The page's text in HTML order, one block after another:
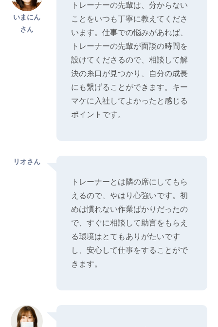
いまにん
さん
トレーナーの先輩は、分からない
ことをいつも丁寧に教えてくださ
います。仕事での悩みがあれば、
トレーナーの先輩が面談の時間を
設けてくださるので、相談して解
決の糸口が見つかり、自分の成長
にも繋げることができます。キー
マケに入社してよかったと感じる
ポイントです。
リオさん
トレーナーとは隣の席にしてもら
えるので、やはり心強いです。初
めは慣れない作業ばかりだったの
で、すぐに相談して助言をもらえ
る環境はとてもありがたいです
し、安心して仕事をすることがで
きます。